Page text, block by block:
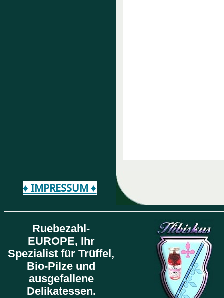
♦ IMPRESSUM ♦
Ruebezahl-
EUROPE, Ihr
Spezialist für Trüffel,
Bio-Pilze und
ausgefallene
Delikatessen.